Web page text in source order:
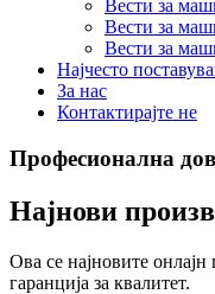
Вести за
Вести за
Вести за
Најчесто
За нас
Контактирајте не
Професионална
Најнови
Ова се најновите
гаранција за квалитет.